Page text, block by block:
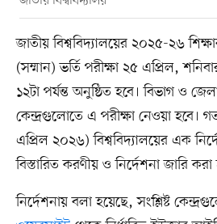
জাতীয় বিশ্ববিদ্যালয়ের ২০২৫-২৬
(সম্মান) ভর্তি পরীক্ষা ২৫ এপ্রিল,
১২টা পর্যন্ত অনুষ্ঠিত হবে। বিভাগ ও
কেন্দ্রগুলোতে এ পরীক্ষা নেওয়া হবে।
এপ্রিল ২০২৬) বিশ্ববিদ্যালয়ের এক
বিস্তারিত করণীয় ও নির্দেশনা জারি করা
নির্দেশনায় বলা হয়েছে, সংশ্লিষ্ট